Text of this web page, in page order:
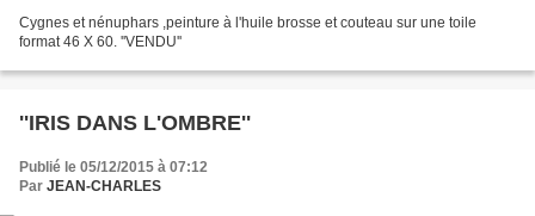
Cygnes et nénuphars ,peinture à l'huile brosse et couteau sur une toile
format 46 X 60. ''VENDU''
''IRIS DANS L'OMBRE''
Publié le 05/12/2015 à 07:12
Par JEAN-CHARLES